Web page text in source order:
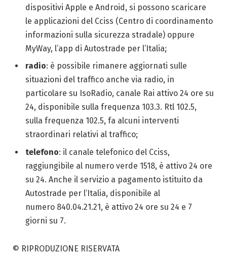
dispositivi Apple e Android, si possono scaricare
le applicazioni del Cciss (Centro di coordinamento
informazioni sulla sicurezza stradale) oppure
MyWay, l’app di Autostrade per l’Italia;
radio: è possibile rimanere aggiornati sulle
situazioni del traffico anche via radio, in
particolare su IsoRadio, canale Rai attivo 24 ore su
24, disponibile sulla frequenza 103.3. Rtl 102.5,
sulla frequenza 102.5, fa alcuni interventi
straordinari relativi al traffico;
telefono: il canale telefonico del Cciss,
raggiungibile al numero verde 1518, è attivo 24 ore
su 24. Anche il servizio a pagamento istituito da
Autostrade per l’Italia, disponibile al
numero 840.04.21.21, è attivo 24 ore su 24 e 7
giorni su 7.
© RIPRODUZIONE RISERVATA